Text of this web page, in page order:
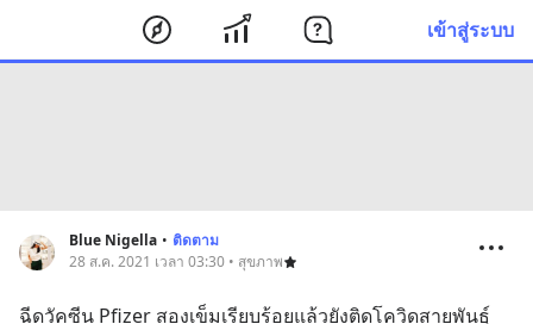
เข้าสู่ระบบ
Blue Nigella • ติดตาม
28 ส.ค. 2021 เวลา 03:30 • สุขภาพ
ฉีดวัคซีน Pfizer สองเข็มเรียบร้อยแล้วยังติดโควิดสายพันธ์ุ